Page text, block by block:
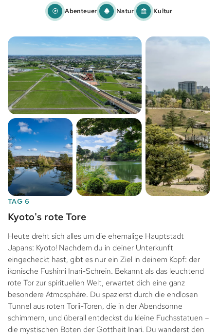
Abenteuer Natur Kultur
TAG 6
Kyoto's rote Tore
Heute dreht sich alles um die ehemalige Hauptstadt
Japans: Kyoto! Nachdem du in deiner Unterkunft
eingecheckt hast, gibt es nur ein Ziel in deinem Kopf: der
ikonische Fushimi Inari-Schrein. Bekannt als das leuchtend
rote Tor zur spirituellen Welt, erwartet dich eine ganz
besondere Atmosphäre. Du spazierst durch die endlosen
Tunnel aus roten Torii-Toren, die in der Abendsonne
schimmern, und überall entdeckst du kleine Fuchsstatuen –
die mystischen Boten der Gottheit Inari. Du wanderst den